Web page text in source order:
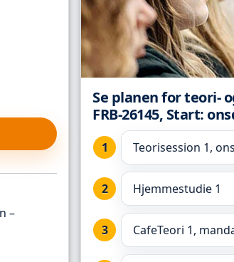
–
Se planen for teori-
FRB-26145, Start:
Teorisession 1,
Hjemmestudie 1
CafeTeori 1,